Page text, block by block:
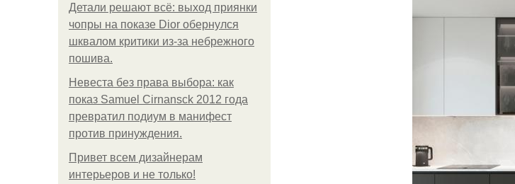
Детали решают всё: выход приянки
чопры на показе Dior обернулся
шквалом критики из-за небрежного
пошива.
Невеста без права выбора: как
показ Samuel Cirnansck 2012 года
превратил подиум в манифест
против принуждения.
Привет всем дизайнерам
интерьеров и не только!